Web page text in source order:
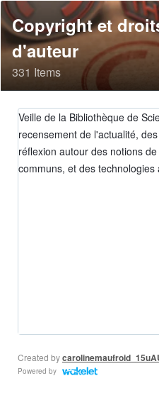
Copyright et
d'auteur
331 Items
Veille de la Bibliothèque de
recensement de l'actualité,
réflexion autour des notions
communs, et des technologies
Created by
Powered by